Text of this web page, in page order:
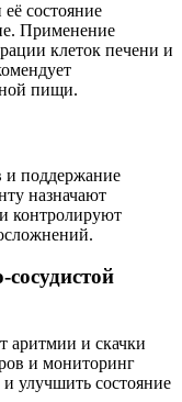
состояние
Применение
клеток печени и
пищи.
и поддержание
назначают
контролируют
аритмии и скачки
и мониторинг
улучшить состояние